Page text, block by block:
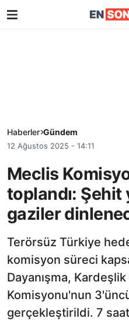
Haberler Gündem
12 Ağustos 2025 - 14:11
Meclis
toplandı: Şehit
gaziler
Terörsüz Türkiye
komisyon süreci
Dayanışma,
Komisyonu'nun
gerçekleştirildi. 7